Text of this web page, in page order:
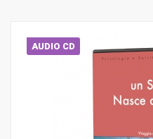
AUDIO CD